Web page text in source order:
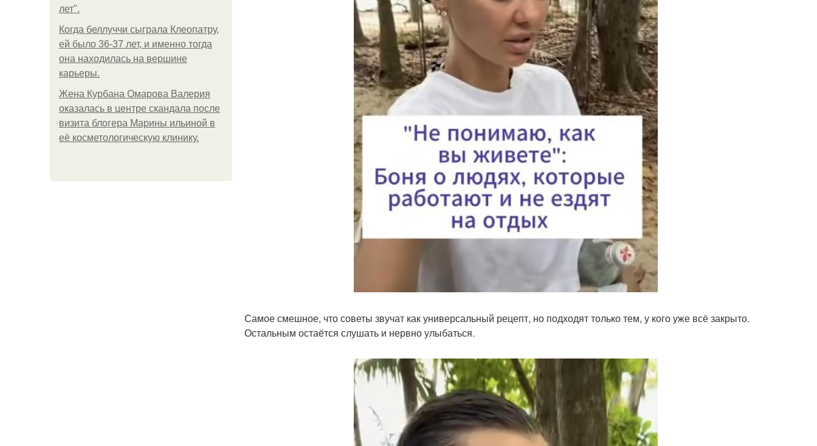
лет".
Когда беллуччи сыграла Клеопатру,
ей было 36-37 лет, и именно тогда
она находилась на вершине
карьеры.
Жена Курбана Омарова Валерия
оказалась в центре скандала после
визита блогера Марины ильиной в
её косметологическую клинику.
Самое смешное, что советы звучат как универсальный рецепт, но подходят только тем, у кого уже всё закрыто.
Остальным остаётся слушать и нервно улыбаться.